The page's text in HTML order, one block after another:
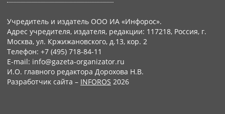
Учредитель и издатель ООО ИА «Инфорос».
Адрес учредителя, издателя, редакции: 117218, Россия, г.
Москва, ул. Кржижановского, д.13, кор. 2
Телефон: +7 (495) 718-84-11
E-mail: info@gazeta-organizator.ru
И.О. главного редактора Дорохова Н.В.
Разработчик сайта – INFOROS 2026